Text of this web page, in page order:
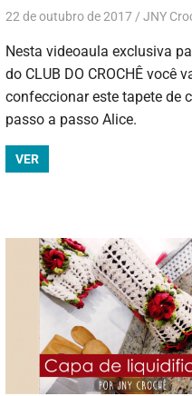
,Jogo de cozinha
,Aulas exclusivas,Coleção Alice,
22 de outubro de 2017 JNY
Nesta videoaula exclusiva
do CLUB DO CROCHÊ você
confeccionar este tapete de
passo a passo Alice.
VER